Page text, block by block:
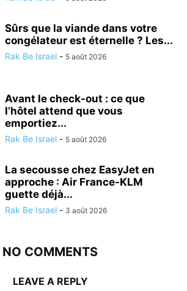
Sûrs que la viande dans votre
congélateur est éternelle ? Les...
Rak Be Israel - 5 août 2026
Avant le check-out : ce que
l’hôtel attend que vous
emportiez...
Rak Be Israel - 5 août 2026
La secousse chez EasyJet en
approche : Air France-KLM
guette déjà...
Rak Be Israel - 3 août 2026
NO COMMENTS
LEAVE A REPLY